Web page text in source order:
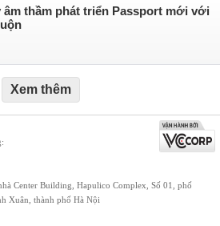
âm thầm phát triển Passport mới với
Xem thêm
Center Building, Hapulico Complex, Số 01, phố
Xuân, thành phố Hà Nội